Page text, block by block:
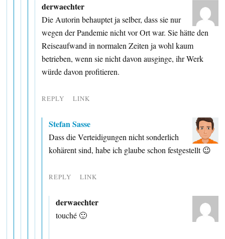
derwaechter
Die Autorin behauptet ja selber, dass sie nur
wegen der Pandemie nicht vor Ort war. Sie hätte den
Reiseaufwand in normalen Zeiten ja wohl kaum
betrieben, wenn sie nicht davon ausginge, ihr Werk
würde davon profitieren.
REPLY LINK
Stefan Sasse
Dass die Verteidigungen nicht sonderlich
kohärent sind, habe ich glaube schon festgestellt 😉
REPLY LINK
derwaechter
touché 🙂